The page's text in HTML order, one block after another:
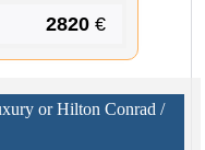
2820 €
or Hilton Conrad /